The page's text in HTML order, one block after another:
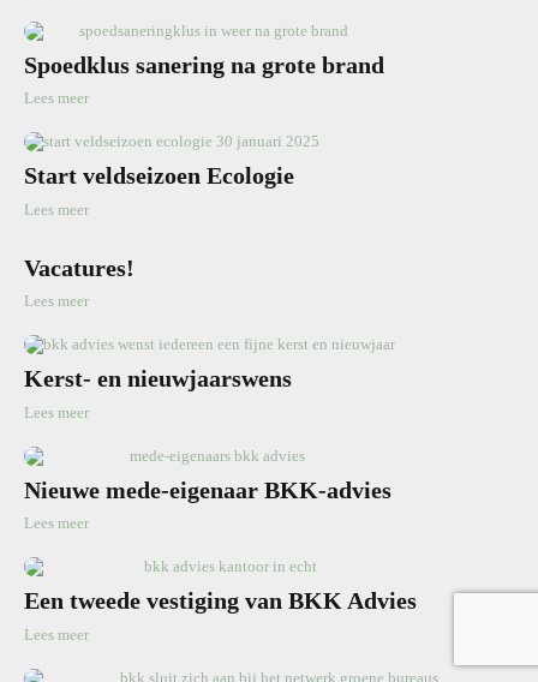
Spoedklus sanering na grote brand
Lees meer
Start veldseizoen Ecologie
Lees meer
Vacatures!
Lees meer
Kerst- en nieuwjaarswens
Lees meer
Nieuwe mede-eigenaar BKK-advies
Lees meer
Een tweede vestiging van BKK Advies
Lees meer